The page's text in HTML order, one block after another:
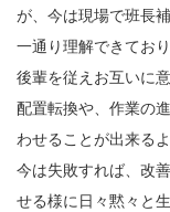
が、今は現場で班長
一通り理解できてお
後輩を従えお互いに
配置転換や、作業の
わせることが出来る
今は失敗すれば、改
せる様に日々黙々と